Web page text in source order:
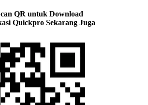
QR untuk Download
Quickpro Sekarang Juga